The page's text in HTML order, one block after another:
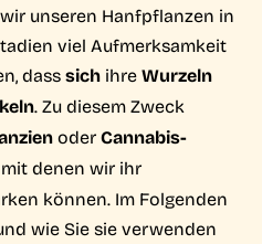
unseren Hanfpflanzen in
viel Aufmerksamkeit
dasssichihreWurzeln
. Zu diesem Zweck
oderCannabis-
denen wir ihr
können. Im Folgenden
wie Sie sie verwenden